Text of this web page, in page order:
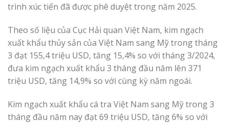
trình xúc tiến đã được phê duyệt trong năm 2025.
Theo số liệu của Cục Hải quan Việt Nam, kim ngạch
xuất khẩu thủy sản của Việt Nam sang Mỹ trong tháng
3 đạt 155,4 triệu USD, tăng 15,4% so với tháng 3/2024,
đưa kim ngạch xuất khẩu 3 tháng đầu năm lên 371
triệu USD, tăng 14,9% so với cùng kỳ năm ngoái.
Kim ngạch xuất khẩu cá tra Việt Nam sang Mỹ trong 3
tháng đầu năm nay đạt 69 triệu USD, tăng 6% so với